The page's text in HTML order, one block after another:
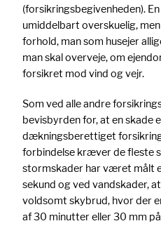
(forsikringsbegivenheden).
umiddelbart overskuelig,
forhold, man som husejer
man skal overveje, om
forsikret mod vind og vejr.
Som ved alle andre
bevisbyrden for, at en skade
dækningsberettiget
forbindelse kræver de fleste
stormskader har været målt
sekund og ved vandskader,
voldsomt skybrud, hvor der
af 30 minutter eller 30 mm